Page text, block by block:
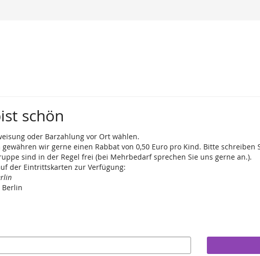
schön
oder Barzahlung vor Ort wählen.
wir gerne einen Rabbat von 0,50 Euro pro Kind. Bitte schreiben
sind in der Regel frei (bei Mehrbedarf sprechen Sie uns gerne an.).
der Eintrittskarten zur Verfügung:
Berlin